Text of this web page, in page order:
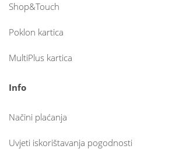
Shop&Touch
Poklon kartica
MultiPlus kartica
Info
Načini plaćanja
Uvjeti iskorištavanja pogodnosti